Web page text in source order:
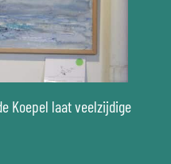
Koepel laat veelzijdige